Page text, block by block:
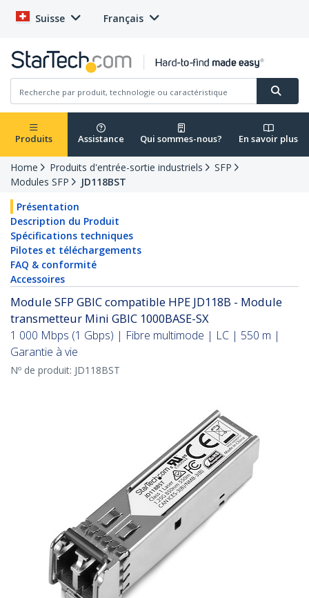
Suisse Français
Produits Assistance Qui sommes-nous? En savoir plus
Home Produits d'entrée-sortie industriels
SFP
Modules SFP
JD118BST
Présentation
Description du Produit
Spécifications techniques
Pilotes et téléchargements
FAQ & conformité
Accessoires
Module SFP GBIC compatible HPE JD118B - Module
transmetteur Mini GBIC 1000BASE-SX
1 000 Mbps (1 Gbps) | Fibre multimode | LC | 550 m |
Garantie à vie
Nº de produit: JD118BST